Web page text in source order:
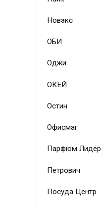
Новэкс
ОБИ
Оджи
ОКЕЙ
Остин
Офисмаг
Парфюм Лидер
Петрович
Посуда Центр